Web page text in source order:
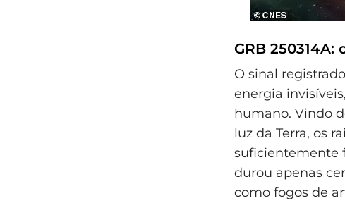
GRB
O sinal
energia
humano. Vindo
luz da Terra, os
suficientemente
durou apenas
como fogos de